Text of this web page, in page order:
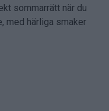
sommarrätt när du
med härliga smaker